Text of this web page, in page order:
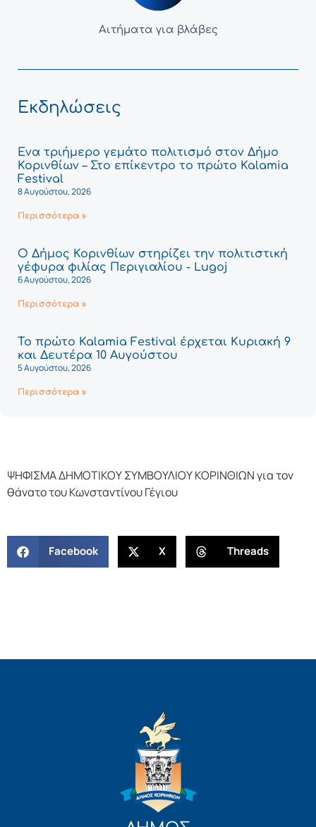
Αιτήματα για βλάβες
Εκδηλώσεις
Ένα τριήμερο γεμάτο πολιτισμό στον Δήμο
Κορινθίων – Στο επίκεντρο το πρώτο Kalamia
Festival
8 Αυγούστου, 2026
Περισσότερα »
Ο Δήμος Κορινθίων στηρίζει την πολιτιστική
γέφυρα φιλίας Περιγιαλίου - Lugoj
6 Αυγούστου, 2026
Περισσότερα »
Το πρώτο Kalamia Festival έρχεται Κυριακή 9
και Δευτέρα 10 Αυγούστου
5 Αυγούστου, 2026
Περισσότερα »
ΨΗΦΙΣΜΑ ΔΗΜΟΤΙΚΟΥ ΣΥΜΒΟΥΛΙΟΥ ΚΟΡΙΝΘΙΩΝ για τον
θάνατο του Κωνσταντίνου Γέγιου
Facebook X Threads